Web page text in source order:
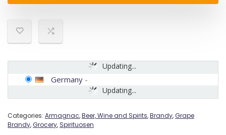
Updating...
Updating...
Germany -
Categories: Armagnac,Beer, Wine and Spirits,Brandy,Grape
Brandy,Grocery, Spirituosen